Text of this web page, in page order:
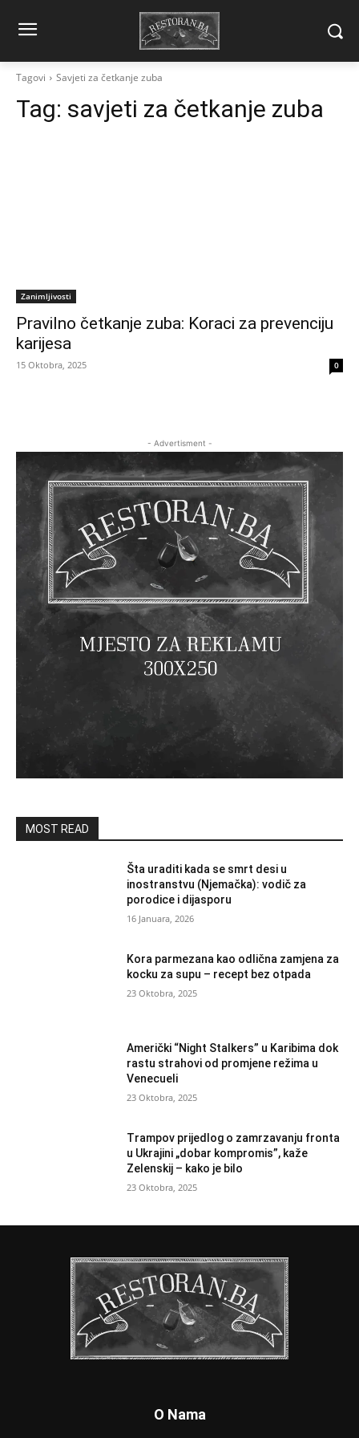
Tagovi Savjeti za četkanje zuba
Tag: savjeti za četkanje zuba
Zanimljivosti
Pravilno četkanje zuba: Koraci za prevenciju
karijesa
15 Oktobra, 2025 0
- Advertisment -
MOST READ
Šta uraditi kada se smrt desi u
inostranstvu (Njemačka): vodič za
porodice i dijasporu
16 Januara, 2026
Kora parmezana kao odlična zamjena za
kocku za supu – recept bez otpada
23 Oktobra, 2025
Američki “Night Stalkers” u Karibima dok
rastu strahovi od promjene režima u
Venecueli
23 Oktobra, 2025
Trampov prijedlog o zamrzavanju fronta
u Ukrajini „dobar kompromis”, kaže
Zelenskij – kako je bilo
23 Oktobra, 2025
O Nama